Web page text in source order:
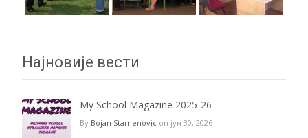
Најновије вести
My School Magazine 2025-26
By Bojan Stamenovic on јун 30, 2026